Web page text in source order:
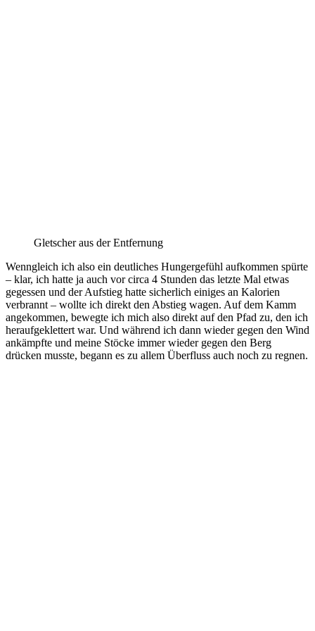
Gletscher aus der Entfernung
Wenngleich ich also ein deutliches Hungergefühl aufkommen spürte
– klar, ich hatte ja auch vor circa 4 Stunden das letzte Mal etwas
gegessen und der Aufstieg hatte sicherlich einiges an Kalorien
verbrannt – wollte ich direkt den Abstieg wagen. Auf dem Kamm
angekommen, bewegte ich mich also direkt auf den Pfad zu, den ich
heraufgeklettert war. Und während ich dann wieder gegen den Wind
ankämpfte und meine Stöcke immer wieder gegen den Berg
drücken musste, begann es zu allem Überfluss auch noch zu regnen.